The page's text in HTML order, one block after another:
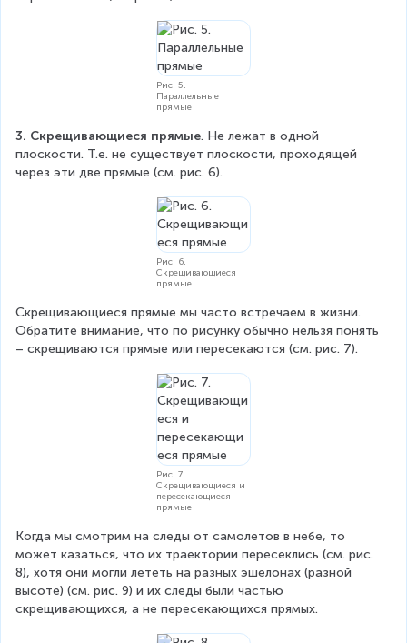
Рис. 5.
Параллельные
прямые
3. Скрещивающиеся прямые. Не лежат в одной
плоскости. Т.е. не существует плоскости, проходящей
через эти две прямые (см. рис. 6).
Рис. 6.
Скрещивающиеся
прямые
Скрещивающиеся прямые мы часто встречаем в жизни.
Обратите внимание, что по рисунку обычно нельзя понять
– скрещиваются прямые или пересекаются (см. рис. 7).
Рис. 7.
Скрещивающиеся и
пересекающиеся
прямые
Когда мы смотрим на следы от самолетов в небе, то
может казаться, что их траектории пересеклись (см. рис.
8), хотя они могли лететь на разных эшелонах (разной
высоте) (см. рис. 9) и их следы были частью
скрещивающихся, а не пересекающихся прямых.